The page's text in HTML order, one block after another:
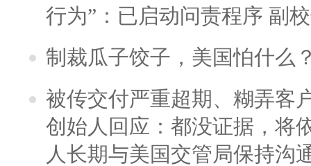
行为”：已启动问责程序 副
制裁瓜子饺子，美国怕什么
被传交付严重超期、糊弄客
创始人回应：都没证据，将
人长期与美国交管局保持沟